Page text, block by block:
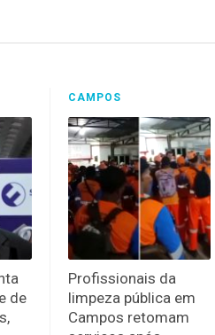
de
CAMPOS
Profissionais da
limpeza pública em
Campos retomam